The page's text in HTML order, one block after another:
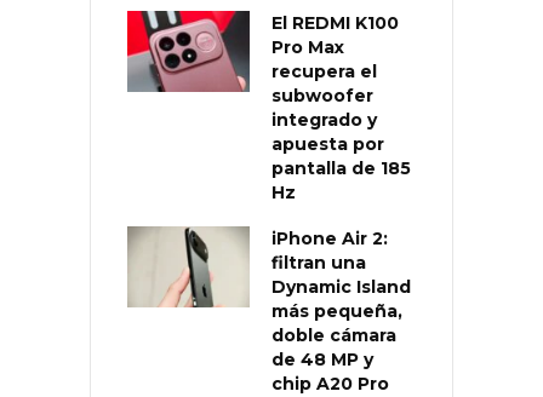
El REDMI K100
Pro Max
recupera el
subwoofer
integrado y
apuesta por
pantalla de 185
Hz
iPhone Air 2:
filtran una
Dynamic Island
más pequeña,
doble cámara
de 48 MP y
chip A20 Pro